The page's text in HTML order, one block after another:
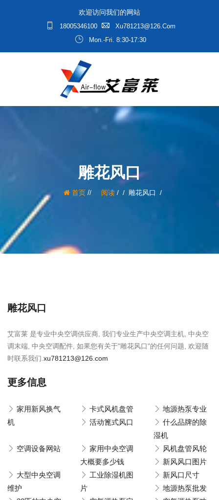
欢迎访问我们的网站
18005346100
Xu781213@126.com
Mon.-Fri. 8:30-17:30
雕花风口
首页/ 阅读/ 雕花风口
雕花风口
艾富莱 是专业中央空调供应商, 我们专业生产中央空调主机, 中央空
调末端, 中央空调配件, 如果您有关于"雕花风口"的任何问题, 欢迎随
时联系我们. xu781213@126.com
更多信息
家用新风换气
机
卡式风机盘管
地源热泵专业
活动篦式风口
什么品牌的除
湿机
空调设备网站
家用中央空调
大概要多少钱
风机盘管风轮
新风风口图片
大型中央空调
维护
工业除湿机图
片
新风口尺寸
地源热泵批发